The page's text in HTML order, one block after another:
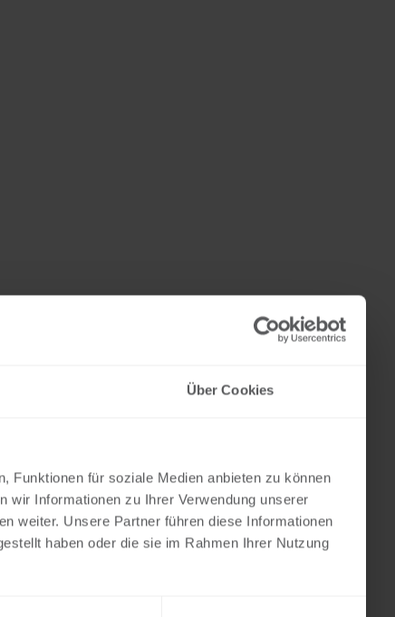
Über Cookies
Funktionen für soziale Medien anbieten zu können
wir Informationen zu Ihrer Verwendung unserer
weiter. Unsere Partner führen diese Informationen
haben oder die sie im Rahmen Ihrer Nutzung